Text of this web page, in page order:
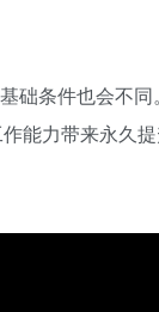
础条件也会不同
能力带来永久提